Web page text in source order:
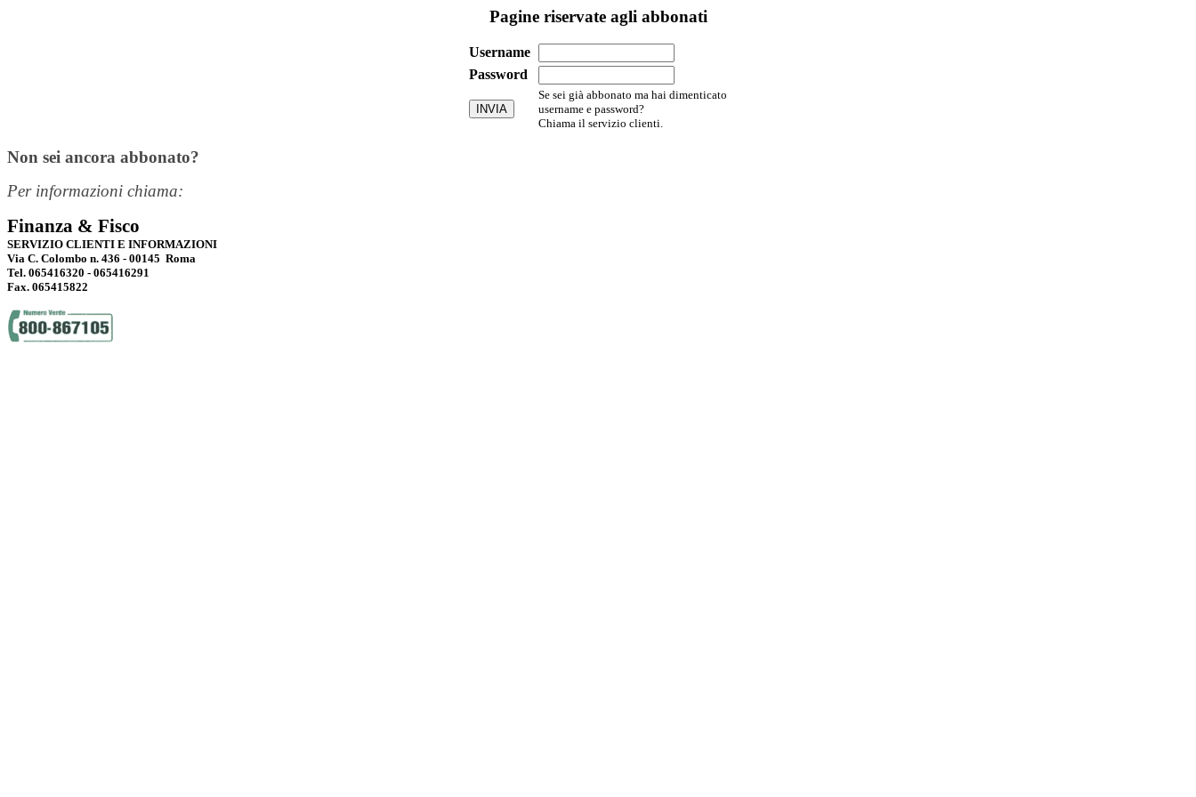
Pagine riservate agli abbonati
Username
Password
Se sei già abbonato ma hai dimenticato
username e password?
Chiama il servizio clienti.
Non sei ancora abbonato?
Per informazioni chiama:
Finanza & Fisco
SERVIZIO CLIENTI E INFORMAZIONI
Via C. Colombo n. 436 - 00145 Roma
Tel. 065416320 - 065416291
Fax. 065415822